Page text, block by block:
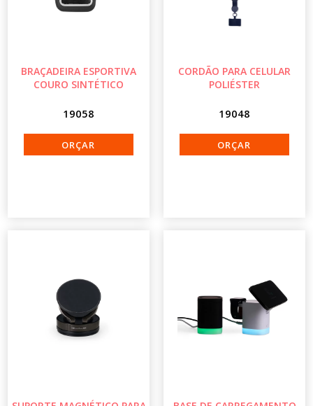
BRAÇADEIRA ESPORTIVA
COURO SINTÉTICO
19058
CORDÃO PARA CELULAR
POLIÉSTER
19048